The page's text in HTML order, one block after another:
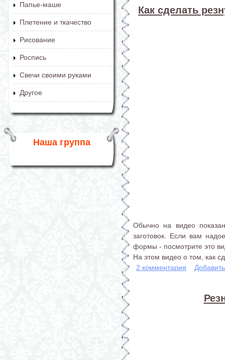
Папье-маше
Плетение и ткачество
Рисование
Роспись
Свечи своими руками
Другое
Наша группа
Как сделать
Обычно на видео
заготовок. Если вам
формы - посмотрите это
На этом видео о том, как
2 комментария